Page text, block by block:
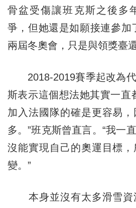
骨盆受傷讓班克斯之後多
爭，但她還是如願接連參加
兩屆冬奧會，只是與領獎臺
2018-2019賽季起改為代
斯表示這個想法她其實一直
加入法國隊的確是更容易
多。”班克斯曾直言。“我一
沒能實現自己的奧運目標
變。”
本身並沒有太多滑雪資